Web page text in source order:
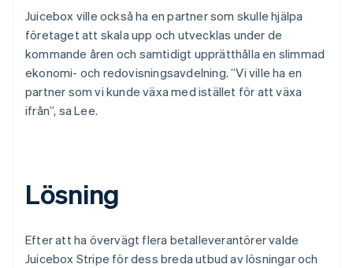
Juicebox ville också ha en partner som skulle hjälpa
företaget att skala upp och utvecklas under de
kommande åren och samtidigt upprätthålla en slimmad
ekonomi- och redovisningsavdelning. ”Vi ville ha en
partner som vi kunde växa med istället för att växa
ifrån”, sa Lee.
Lösning
Efter att ha övervägt flera betalleverantörer valde
Juicebox Stripe för dess breda utbud av lösningar och